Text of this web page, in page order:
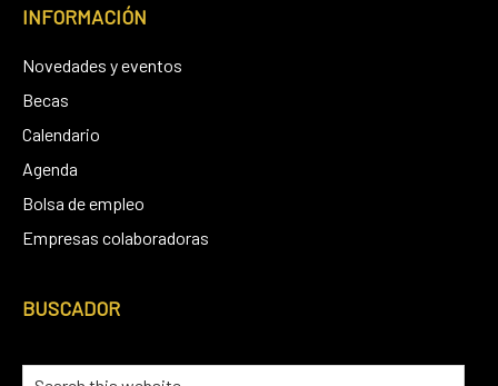
INFORMACIÓN
Novedades y eventos
Becas
Calendario
Agenda
Bolsa de empleo
Empresas colaboradoras
BUSCADOR